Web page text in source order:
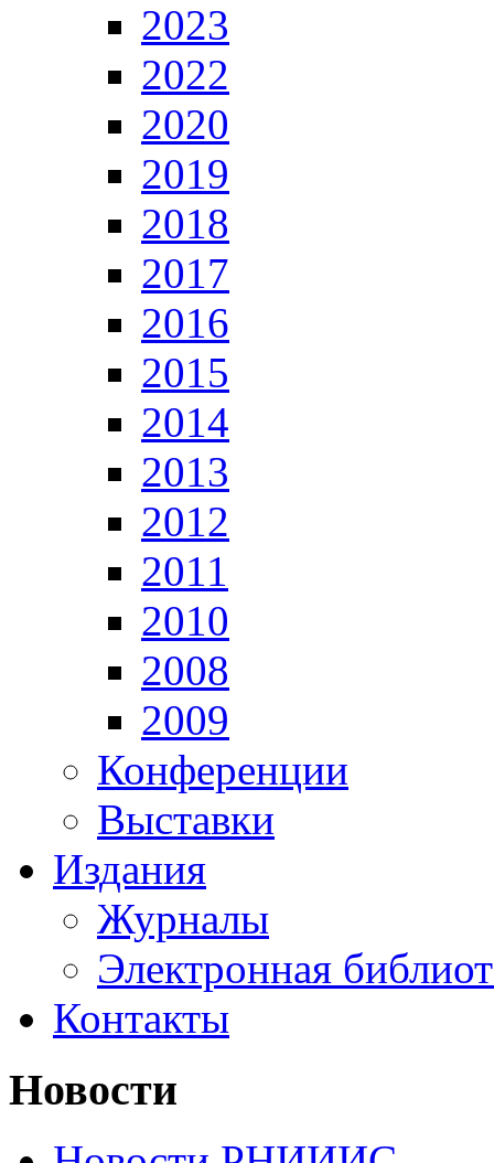
2023
2022
2020
2019
2018
2017
2016
2015
2014
2013
2012
2011
2010
2008
2009
Конференции
Выставки
Издания
Журналы
Электронная
Контакты
Новости